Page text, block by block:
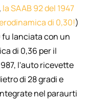
la SAAB 92 del 1947
di 0,30!)
fu lanciata con un
di 0,36 per il
l'auto ricevette
di 28 gradi e
nel paraurti